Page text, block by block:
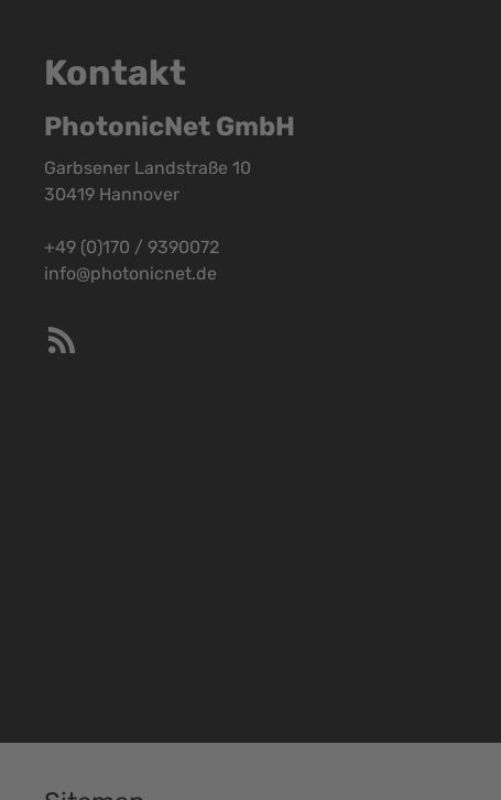
Kontakt
PhotonicNet GmbH
Garbsener Landstraße 10
30419 Hannover
+49 (0)170 / 9390072
info@photonicnet.de